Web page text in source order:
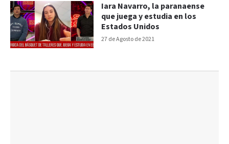
27 de Agosto de 2021
Iara Navarro, la paranaense
que juega y estudia en los
Estados Unidos